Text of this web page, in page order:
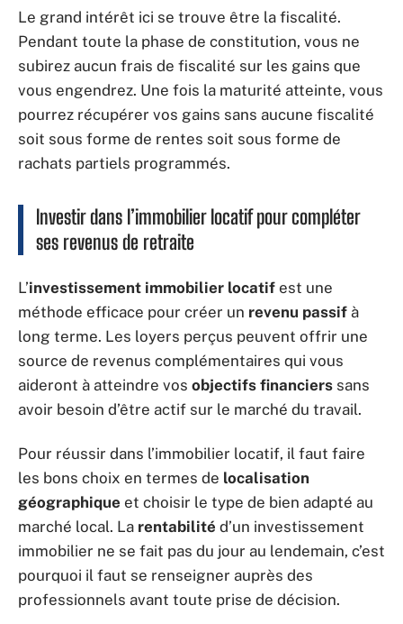
Le grand intérêt ici se trouve être la fiscalité.
Pendant toute la phase de constitution, vous ne
subirez aucun frais de fiscalité sur les gains que
vous engendrez. Une fois la maturité atteinte, vous
pourrez récupérer vos gains sans aucune fiscalité
soit sous forme de rentes soit sous forme de
rachats partiels programmés.
Investir dans l’immobilier locatif pour compléter
ses revenus de retraite
L’investissement immobilier locatif est une
méthode efficace pour créer un revenu passif à
long terme. Les loyers perçus peuvent offrir une
source de revenus complémentaires qui vous
aideront à atteindre vos objectifs financiers sans
avoir besoin d’être actif sur le marché du travail.
Pour réussir dans l’immobilier locatif, il faut faire
les bons choix en termes de localisation
géographique et choisir le type de bien adapté au
marché local. La rentabilité d’un investissement
immobilier ne se fait pas du jour au lendemain, c’est
pourquoi il faut se renseigner auprès des
professionnels avant toute prise de décision.